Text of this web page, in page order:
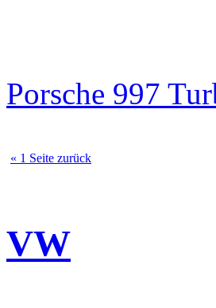
Porsche 997
« 1 Seite zurück
VW